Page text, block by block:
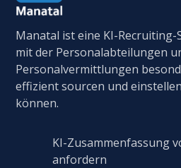
Manatal ist eine KI-Recruiting-
mit der Personalabteilungen
Personalvermittlungen
effizient sourcen und einstellen
können.
KI-Zusammenfassung
anfordern